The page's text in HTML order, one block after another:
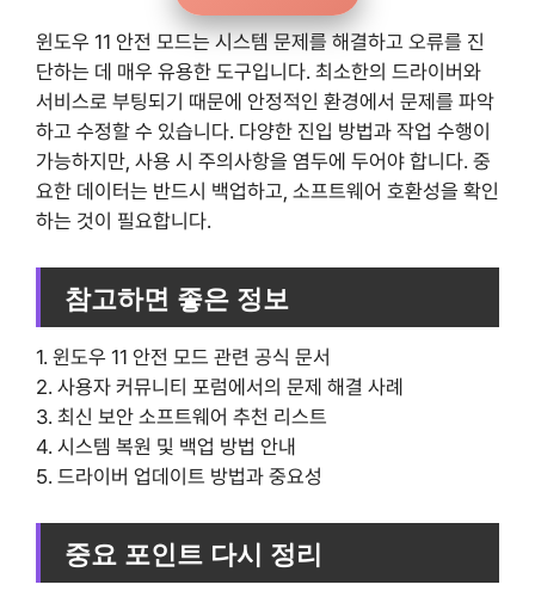
윈도우 11 안전 모드는 시스템 문제를 해결하고 오류를 진
단하는 데 매우 유용한 도구입니다. 최소한의 드라이버와
서비스로 부팅되기 때문에 안정적인 환경에서 문제를 파악
하고 수정할 수 있습니다. 다양한 진입 방법과 작업 수행이
가능하지만, 사용 시 주의사항을 염두에 두어야 합니다. 중
요한 데이터는 반드시 백업하고, 소프트웨어 호환성을 확인
하는 것이 필요합니다.
참고하면 좋은 정보
1. 윈도우 11 안전 모드 관련 공식 문서
2. 사용자 커뮤니티 포럼에서의 문제 해결 사례
3. 최신 보안 소프트웨어 추천 리스트
4. 시스템 복원 및 백업 방법 안내
5. 드라이버 업데이트 방법과 중요성
중요 포인트 다시 정리